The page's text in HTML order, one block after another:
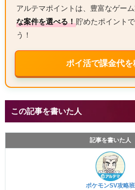
アルテマポイントは、豊富なゲー
な案件を選べる！貯めたポイント
う！
ポイ活で課金代を
この記事を書いた人
記事を書いた人
ポケモンSV攻略班